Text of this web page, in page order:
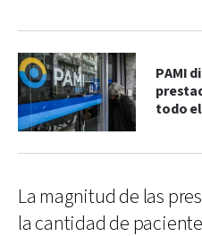
PAMI
todo
La magnitud de las
la cantidad de